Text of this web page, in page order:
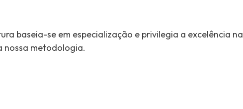
baseia-se em especialização e privilegia a excelência na
nossa metodologia.